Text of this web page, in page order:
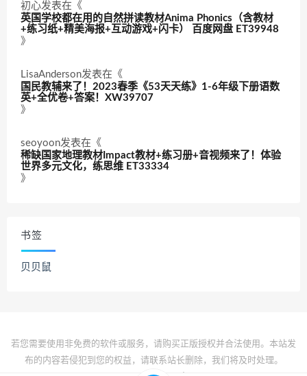
初心发表在《
英国学校都在用的自然拼读教材Anima Phonics（含教材
+练习纸+精美海报+互动游戏+闪卡） 百度网盘 ET39948
》
LisaAnderson发表在《
国民教辅来了！2023春季《53天天练》1-6年级下册语数
英+全优卷+答案！XW39707
》
seoyoon发表在《
稀缺国家地理教材Impact教材+练习册+音视频来了！体验
世界多元文化，练思维 ET33334
》
书签
贝贝鼠
若您需要使用非免费的软件或服务，请购买正版授权并合法使用。本站发
布的内容若侵犯到您的权益，请联系站长删除，我们将及时处理。